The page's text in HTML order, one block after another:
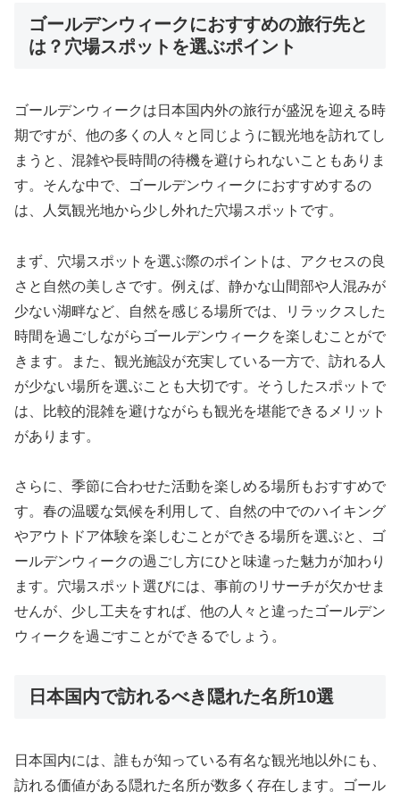
ゴールデンウィークにおすすめの旅行先と
は？穴場スポットを選ぶポイント
ゴールデンウィークは日本国内外の旅行が盛況を迎える時
期ですが、他の多くの人々と同じように観光地を訪れてし
まうと、混雑や長時間の待機を避けられないこともありま
す。そんな中で、ゴールデンウィークにおすすめするの
は、人気観光地から少し外れた穴場スポットです。
まず、穴場スポットを選ぶ際のポイントは、アクセスの良
さと自然の美しさです。例えば、静かな山間部や人混みが
少ない湖畔など、自然を感じる場所では、リラックスした
時間を過ごしながらゴールデンウィークを楽しむことがで
きます。また、観光施設が充実している一方で、訪れる人
が少ない場所を選ぶことも大切です。そうしたスポットで
は、比較的混雑を避けながらも観光を堪能できるメリット
があります。
さらに、季節に合わせた活動を楽しめる場所もおすすめで
す。春の温暖な気候を利用して、自然の中でのハイキング
やアウトドア体験を楽しむことができる場所を選ぶと、ゴ
ールデンウィークの過ごし方にひと味違った魅力が加わり
ます。穴場スポット選びには、事前のリサーチが欠かせま
せんが、少し工夫をすれば、他の人々と違ったゴールデン
ウィークを過ごすことができるでしょう。
日本国内で訪れるべき隠れた名所10選
日本国内には、誰もが知っている有名な観光地以外にも、
訪れる価値がある隠れた名所が数多く存在します。ゴール